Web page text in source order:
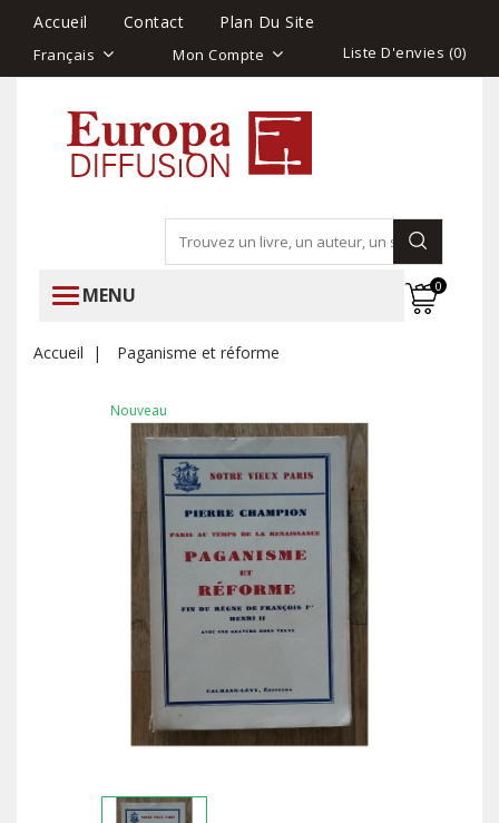
Accueil Contact Plan Du Site
Français Mon Compte Liste D'envies (0)
MENU 0
Accueil Paganisme et réforme
Nouveau